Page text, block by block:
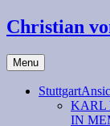
Christian
Menu
KARL
IN